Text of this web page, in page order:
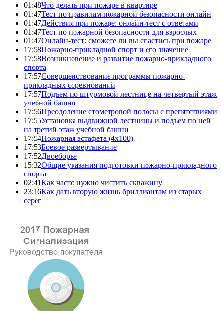
01:48Что делать при пожаре в квартире
01:47Тест по правилам пожарной безопасности онлайн
01:47Действия при пожаре: онлайн-тест с ответами
01:47Тест по пожарной безопасности для взрослых
01:47Онлайн-тест: сможете ли вы спастись при пожаре
17:58Пожарно-прикладной спорт и его значение
17:58Возникновение и развитие пожарно-прикладного
спорта
17:57Совершенствование программы пожарно-
прикладных соревнований
17:57Подъем по штурмовой лестнице на четвертый этаж
учебной башни
17:56Преодоление стометровой полосы с препятствиями
17:55Установка выдвижной лестницы и подъем по ней
на третий этаж учебной башни
17:54Пожарная эстафета (4x100)
17:53Боевое развертывание
17:52Двоеборье
15:32Общие указания подготовки пожарно-прикладного
спорта
02:41Как часто нужно чистить скважину
23:16Как дать вторую жизнь бриллиантам из старых
серёг